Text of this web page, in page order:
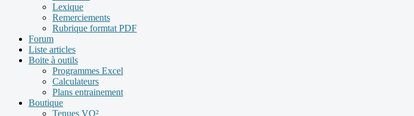
Lexique
Remerciements
Rubrique formtat PDF
Forum
Liste articles
Boite à outils
Programmes Excel
Calculateurs
Plans entrainement
Boutique
Tenues VO²